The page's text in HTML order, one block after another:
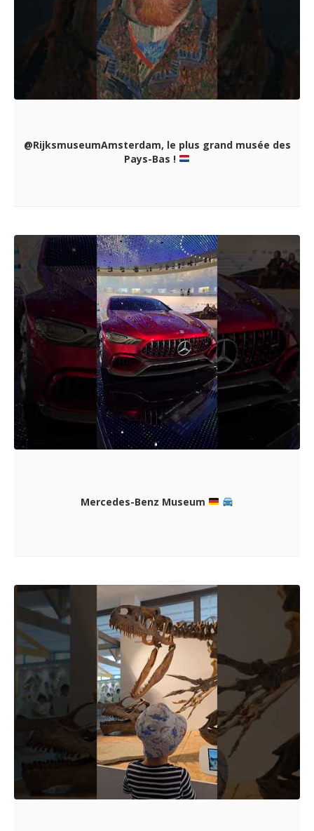
‪@RijksmuseumAmsterdam‬, le plus grand musée des
Pays-Bas !
Mercedes-Benz Museum